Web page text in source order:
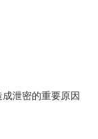
泄密的重要原因